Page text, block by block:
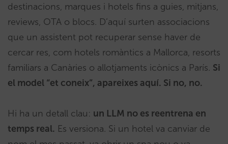
destinacions, marques i hotels fins a guies, mitjans,
reviews, OTA o blocs. D’aquí surten associacions
que un assistent pot recuperar sense haver de
cercar res, com hotels romàntics a Mallorca, resorts
familiars a Canàries o allotjaments icònics a París. Si
el model “et coneix”, apareixes aquí. Si no, no.
Hi ha un detall clau: un LLM no es reentrena en
temps real. Es versiona. Si un hotel va canviar de